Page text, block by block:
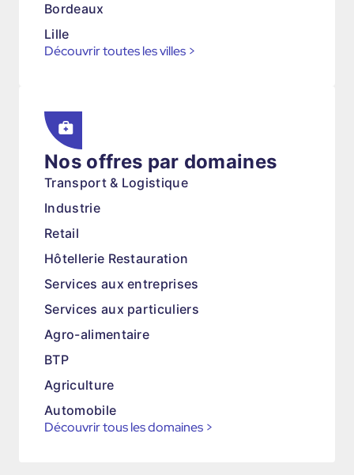
Bordeaux
Lille
Découvrir toutes les villes >
Nos offres par domaines
Transport & Logistique
Industrie
Retail
Hôtellerie Restauration
Services aux entreprises
Services aux particuliers
Agro-alimentaire
BTP
Agriculture
Automobile
Découvrir tous les domaines >